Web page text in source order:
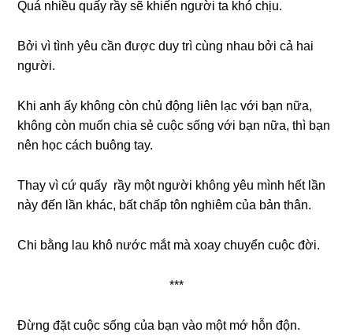
Quá nhiều quấy rầy sẽ khiến người ta khó chịu.
Bởi vì tình yêu cần được duy trì cùng nhau bởi cả hai
người.
Khi anh ấy không còn chủ động liên lạc với bạn nữa,
không còn muốn chia sẻ cuộc sống với bạn nữa, thì bạn
nên học cách buông tay.
Thay vì cứ quấy rầy một người không yêu mình hết lần
này đến lần khác, bất chấp tôn nghiêm của bản thân.
Chi bằng lau khô nước mắt mà xoay chuyển cuộc đời.
***
Đừng đặt cuộc sống của bạn vào một mớ hỗn độn.